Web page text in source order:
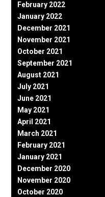
February 2022
January 2022
December 2021
November 2021
October 2021
September 2021
August 2021
July 2021
June 2021
May 2021
April 2021
March 2021
February 2021
January 2021
December 2020
November 2020
October 2020